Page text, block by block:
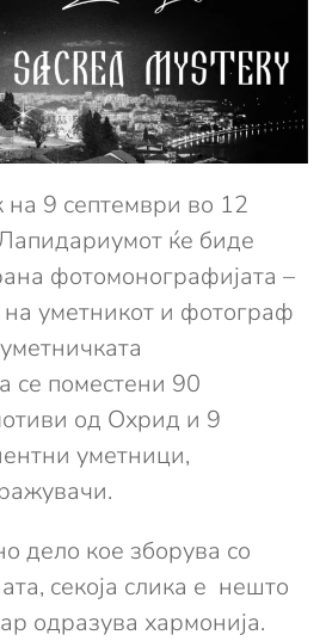
на 9 септември во 12
ќе биде
фотомонографијата –
на уметникот и фотограф
се поместени 90
од Охрид и 9
уметници,
дело кое зборува со
секоја слика е нешто
одразува хармонија.